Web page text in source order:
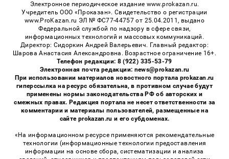
Электронное периодическое издание www.prokazan.ru.
Учредитель ООО «Проказан». Cвидетельство о регистрации
www.ProKazan.ru ЭЛ № ФС77-44757 от 25.04.2011, выдано
Федеральной службой по надзору в сфере связи,
информационных технологий и массовых коммуникаций.
Директор: Сидоркин Андрей Валерьевич. Главный редактор:
Шарова Анастасия Александровна. Возрастное ограничение 16+.
Телефон редакции: 8 (922) 335-53-79
Электронная почта редакции: news@prokazan.ru
При использовании материалов новостного портала prokazan.ru
гиперссылка на ресурс обязательна, в противном случае будут
применены нормы законодательства РФ об авторских и
смежных правах. Редакция портала не несет ответственности за
комментарии и материалы пользователей, размещенные на
сайте prokazan.ru и его субдоменах.
«На информационном ресурсе применяются рекомендательные
технологии (информационные технологии предоставления
информации на основе сбора, систематизации и анализа